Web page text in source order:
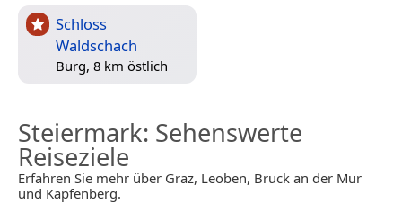
Schloss
Waldschach
Burg, 8 km östlich
Steiermark: Sehenswerte
Reiseziele
Erfahren Sie mehr über Graz, Leoben, Bruck an der Mur
und Kapfenberg.